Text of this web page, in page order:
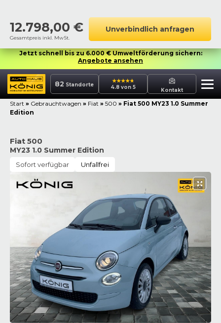
12.798,00 €
Gesamtpreis inkl. MwSt.
Unverbindlich anfragen
Jetzt schnell bis zu 6.000 € Umweltförderung sichern:
Angebote ansehen
82 Standorte 4.8 von 5 Kontakt
Start » Gebrauchtwagen » Fiat » 500 » Fiat 500 MY23 1.0 Summer
Edition
Fiat 500
MY23 1.0 Summer Edition
Sofort verfügbar Unfallfrei